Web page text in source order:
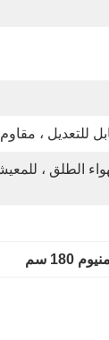
للتعديل ،
سم